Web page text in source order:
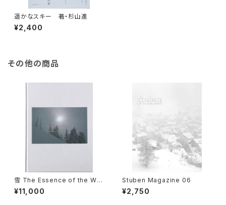
遥かなスキー 著・杉山進
¥2,400
その他の商品
雪 The Essence of the Win
ter Forest 森／coverB
¥11,000
Stuben Magazine 06
¥2,750